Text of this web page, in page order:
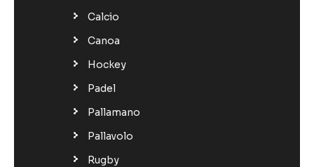
Calcio
Canoa
Hockey
Padel
Pallamano
Pallavolo
Rugby